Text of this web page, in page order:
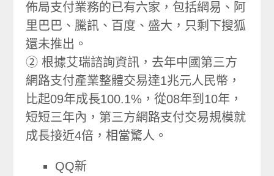
佈局支付業務的已有六家，包括網易、阿
里巴巴、騰訊、百度、盛大，只剩下搜狐
還未推出。
② 根據艾瑞諮詢資訊，去年中國第三方
網路支付產業整體交易達1兆元人民幣，
比起09年成長100.1%，從08年到10年，
短短三年內，第三方網路支付交易規模就
成長接近4倍，相當驚人。
QQ新